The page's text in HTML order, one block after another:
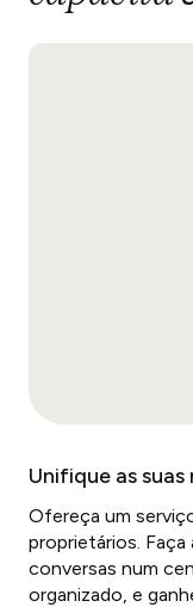
Unifique as suas
Ofereça um
proprietários.
conversas num
organizado, e